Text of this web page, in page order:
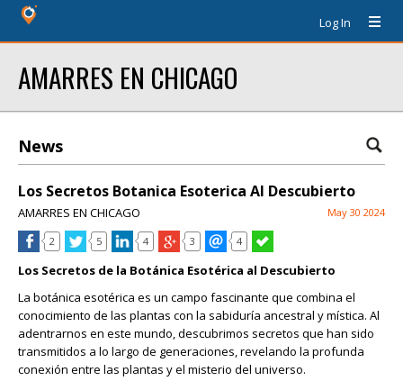
Log In
AMARRES EN CHICAGO
News
Los Secretos Botanica Esoterica Al Descubierto
AMARRES EN CHICAGO May 30 2024
2 5 4 3 4
Los Secretos de la Botánica Esotérica al Descubierto
La botánica esotérica es un campo fascinante que combina el
conocimiento de las plantas con la sabiduría ancestral y mística. Al
adentrarnos en este mundo, descubrimos secretos que han sido
transmitidos a lo largo de generaciones, revelando la profunda
conexión entre las plantas y el misterio del universo.